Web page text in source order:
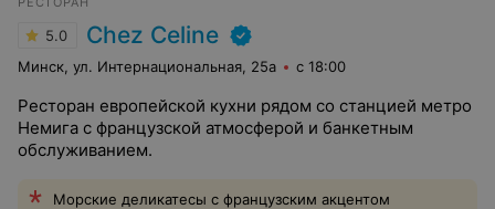
5.0 Chez Celine
Минск, ул. Интернациональная, 25а с 18:00
Ресторан европейской кухни рядом со станцией метро
Немига с французской атмосферой и банкетным
обслуживанием.
Морские деликатесы с французским акцентом